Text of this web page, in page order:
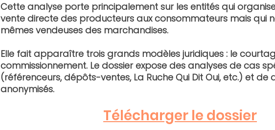
Cette analyse porte principalement sur les entités qui
vente directe des producteurs aux consommateurs mais qui
mêmes vendeuses des marchandises.
Elle fait apparaître trois grands modèles juridiques : le
commissionnement. Le dossier expose des analyses de cas
(référenceurs, dépôts-ventes, La Ruche Qui Dit Oui, etc.) et de
anonymisés.
Télécharger le dossier